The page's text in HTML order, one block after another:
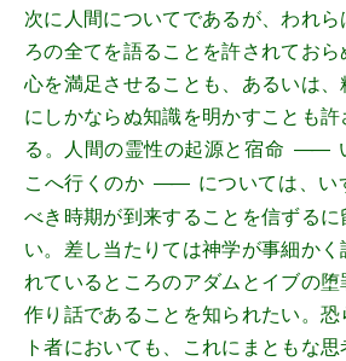
次に人間についてであるが、われ
ろの全てを語ることを許されてお
心を満足させることも、あるいは
にしかならぬ知識を明かすことも
る。人間の霊性の起源と宿命 ――
こへ行くのか ―― については、い
べき時期が到来することを信ずる
い。差し当たりては神学が事細か
れているところのアダムとイブの
作り話であることを知られたい。
ト者においても、これにまともな